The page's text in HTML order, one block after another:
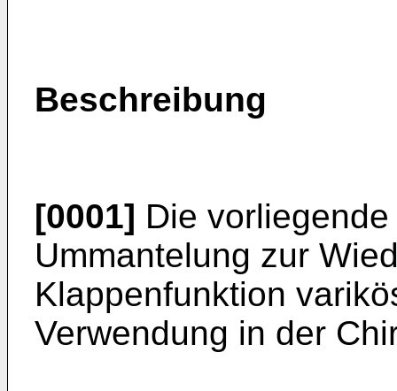
Beschreibung
[0001] Die
Ummantelung zur
Klappenfunktion
Verwendung in der